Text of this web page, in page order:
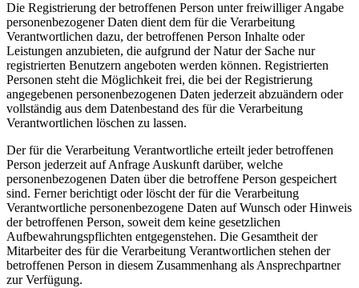
Die Registrierung der betroffenen Person unter freiwilliger Angabe
personenbezogener Daten dient dem für die Verarbeitung
Verantwortlichen dazu, der betroffenen Person Inhalte oder
Leistungen anzubieten, die aufgrund der Natur der Sache nur
registrierten Benutzern angeboten werden können. Registrierten
Personen steht die Möglichkeit frei, die bei der Registrierung
angegebenen personenbezogenen Daten jederzeit abzuändern oder
vollständig aus dem Datenbestand des für die Verarbeitung
Verantwortlichen löschen zu lassen.
Der für die Verarbeitung Verantwortliche erteilt jeder betroffenen
Person jederzeit auf Anfrage Auskunft darüber, welche
personenbezogenen Daten über die betroffene Person gespeichert
sind. Ferner berichtigt oder löscht der für die Verarbeitung
Verantwortliche personenbezogene Daten auf Wunsch oder Hinweis
der betroffenen Person, soweit dem keine gesetzlichen
Aufbewahrungspflichten entgegenstehen. Die Gesamtheit der
Mitarbeiter des für die Verarbeitung Verantwortlichen stehen der
betroffenen Person in diesem Zusammenhang als Ansprechpartner
zur Verfügung.